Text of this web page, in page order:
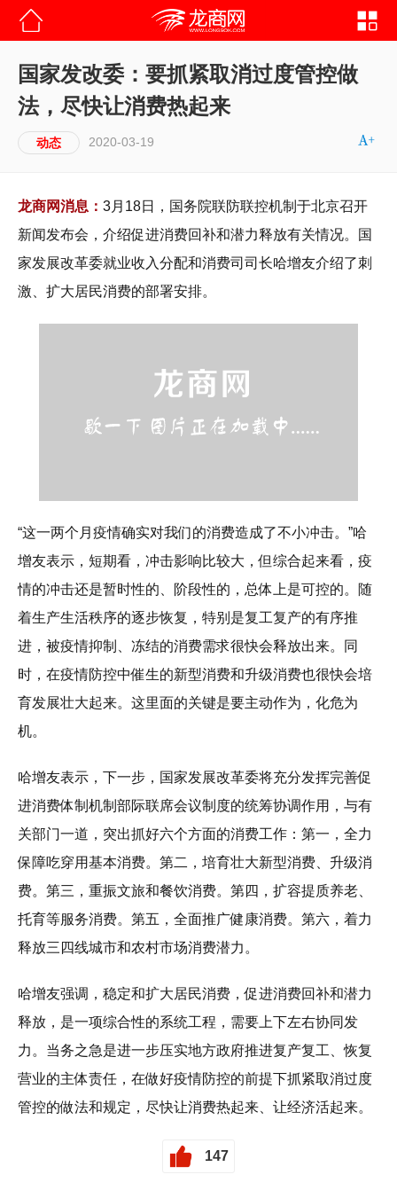
国家发改委：要抓紧取消过度管控做
法，尽快让消费热起来
动态 2020-03-19
龙商网消息： 3月18日，国务院联防联控机制于北京召开
新闻发布会，介绍促进消费回补和潜力释放有关情况。国
家发展改革委就业收入分配和消费司司长哈增友介绍了刺
激、扩大居民消费的部署安排。
“这一两个月疫情确实对我们的消费造成了不小冲击。”哈
增友表示，短期看，冲击影响比较大，但综合起来看，疫
情的冲击还是暂时性的、阶段性的，总体上是可控的。随
着生产生活秩序的逐步恢复，特别是复工复产的有序推
进，被疫情抑制、冻结的消费需求很快会释放出来。同
时，在疫情防控中催生的新型消费和升级消费也很快会培
育发展壮大起来。这里面的关键是要主动作为，化危为
机。
哈增友表示，下一步，国家发展改革委将充分发挥完善促
进消费体制机制部际联席会议制度的统筹协调作用，与有
关部门一道，突出抓好六个方面的消费工作：第一，全力
保障吃穿用基本消费。第二，培育壮大新型消费、升级消
费。第三，重振文旅和餐饮消费。第四，扩容提质养老、
托育等服务消费。第五，全面推广健康消费。第六，着力
释放三四线城市和农村市场消费潜力。
哈增友强调，稳定和扩大居民消费，促进消费回补和潜力
释放，是一项综合性的系统工程，需要上下左右协同发
力。当务之急是进一步压实地方政府推进复产复工、恢复
营业的主体责任，在做好疫情防控的前提下抓紧取消过度
管控的做法和规定，尽快让消费热起来、让经济活起来。
147